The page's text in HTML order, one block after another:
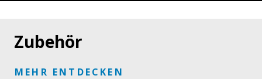
Zubehör
MEHR ENTDECKEN